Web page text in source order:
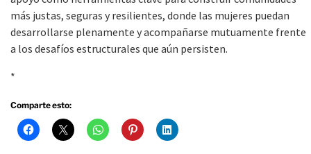
más justas, seguras y resilientes, donde las mujeres puedan
desarrollarse plenamente y acompañarse mutuamente frente
a los desafíos estructurales que aún persisten.
*
Comparte esto: